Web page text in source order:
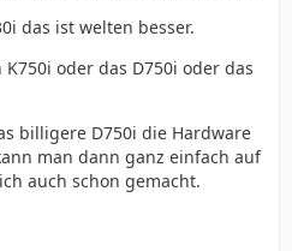
das ist welten besser.
oder das D750i oder das
billigere D750i die Hardware
man dann ganz einfach auf
auch schon gemacht.